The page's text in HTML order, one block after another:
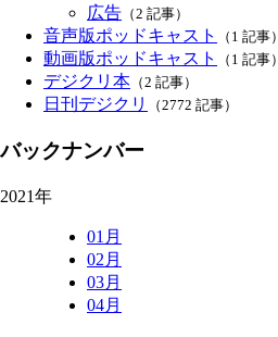
広告 （2 記事）
音声版ポッドキャスト （1 記事）
動画版ポッドキャスト （1 記事）
デジクリ本 （2 記事）
日刊デジクリ （2772 記事）
バックナンバー
2021年
01月
02月
03月
04月